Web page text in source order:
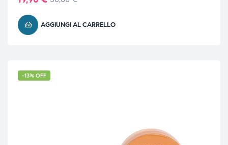
AGGIUNGI AL CARRELLO
-13% OFF